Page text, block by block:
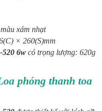
xám nhạt
× 260(S)mm
520 6w có trọng lượng: 620g
phóng thanh toa